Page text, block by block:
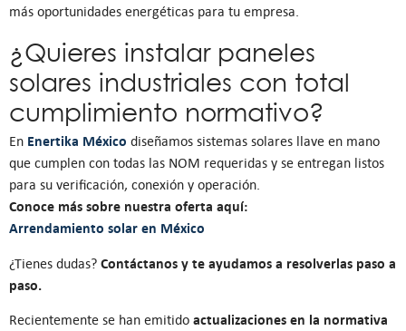
más oportunidades energéticas para tu empresa.
¿Quieres instalar paneles
solares industriales con total
cumplimiento normativo?
En Enertika México diseñamos sistemas solares llave en mano
que cumplen con todas las NOM requeridas y se entregan listos
para su verificación, conexión y operación.
Conoce más sobre nuestra oferta aquí:
Arrendamiento solar en México
¿Tienes dudas? Contáctanos y te ayudamos a resolverlas paso a
paso.
Recientemente se han emitido actualizaciones en la normativa